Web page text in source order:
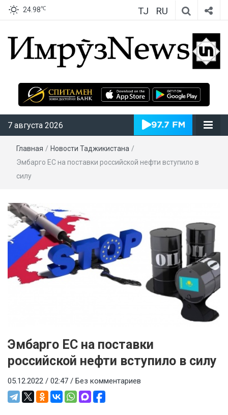
24.98℃ TJ RU
ИмрӯзNews
7 августа 2026
Главная / Новости Таджикистана /
Эмбарго ЕС на поставки российской нефти вступило в
силу
Эмбарго ЕС на поставки
российской нефти вступило в силу
05.12.2022 / 02:47 / Без комментариев